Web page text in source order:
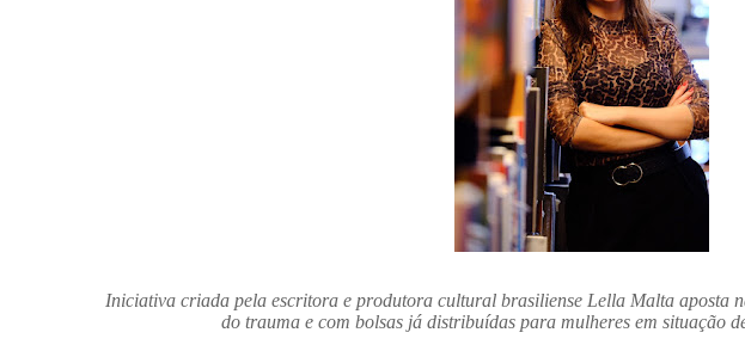
Iniciativa criada pela escritora e produtora cultural brasiliense Lella Malta aposta
do trauma e com bolsas já distribuídas para mulheres em situação